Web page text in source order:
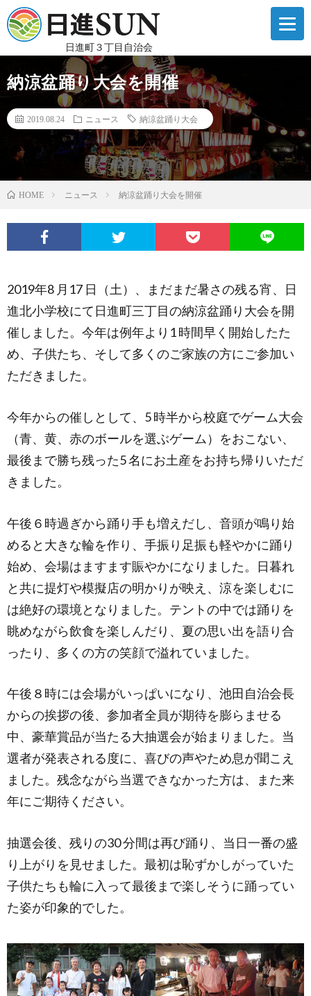
日進町３丁目自治会
納涼盆踊り大会を開催
2019.08.24 ニュース 納涼盆踊り大会
HOME ニュース 納涼盆踊り大会を開催
2019年8 月17 日（土）、まだまだ暑さの残る宵、日
進北小学校にて日進町三丁目の納涼盆踊り大会を開
催しました。今年は例年より1 時間早く開始したた
め、子供たち、そして多くのご家族の方にご参加い
ただきました。
今年からの催しとして、5 時半から校庭でゲーム大会
（青、黄、赤のボールを選ぶゲーム）をおこない、
最後まで勝ち残った5 名にお土産をお持ち帰りいただ
きました。
午後６時過ぎから踊り手も増えだし、音頭が鳴り始
めると大きな輪を作り、手振り足振も軽やかに踊り
始め、会場はますます賑やかになりました。日暮れ
と共に提灯や模擬店の明かりが映え、涼を楽しむに
は絶好の環境となりました。テントの中では踊りを
眺めながら飲食を楽しんだり、夏の思い出を語り合
ったり、多くの方の笑顔で溢れていました。
午後８時には会場がいっぱいになり、池田自治会長
からの挨拶の後、参加者全員が期待を膨らませる
中、豪華賞品が当たる大抽選会が始まりました。当
選者が発表される度に、喜びの声やため息が聞こえ
ました。残念ながら当選できなかった方は、また来
年にご期待ください。
抽選会後、残りの30 分間は再び踊り、当日一番の盛
り上がりを見せました。最初は恥ずかしがっていた
子供たちも輪に入って最後まで楽しそうに踊ってい
た姿が印象的でした。